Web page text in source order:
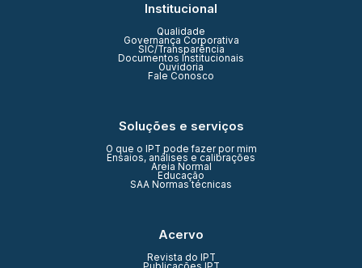
Institucional
Qualidade
Governança Corporativa
SIC/Transparência
Documentos Institucionais
Ouvidoria
Fale Conosco
Soluções e serviços
O que o IPT pode fazer por mim
Ensaios, análises e calibrações
Areia Normal
Educação
SAA Normas técnicas
Acervo
Revista do IPT